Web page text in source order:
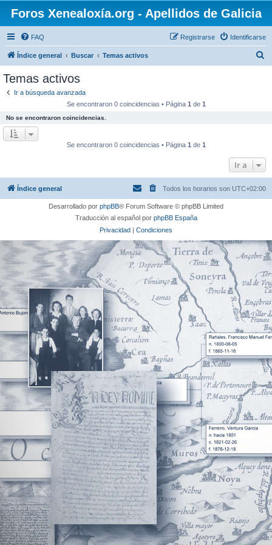
Foros Xenealoxía.org - Apellidos de Galicia
FAQ Identificarse
Registrarse
Índice general Buscar Temas activos
Temas activos
Ir a búsqueda avanzada
Se encontraron 0 coincidencias • Página 1 de 1
No se encontraron coincidencias.
Se encontraron 0 coincidencias • Página 1 de 1
Ir a
Índice general Todos los horarios son UTC+02:00
Desarrollado por phpBB® Forum Software © phpBB Limited
Traducción al español por phpBB España
Privacidad | Condiciones